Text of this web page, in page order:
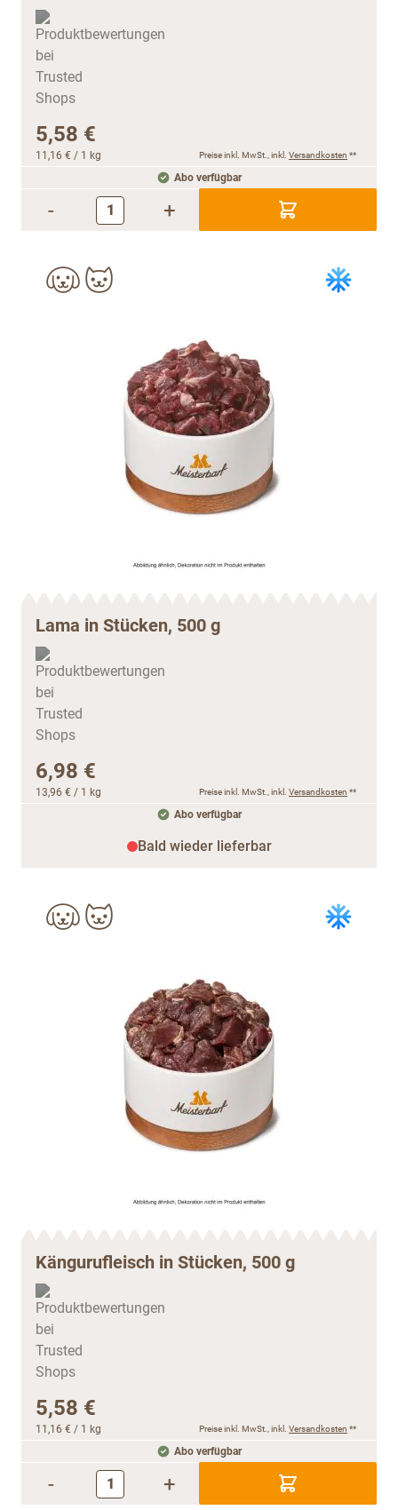
5,58 €
11,16 € / 1 kg Preise inkl. MwSt., inkl. Versandkosten **
Abo verfügbar
- +
Lama in Stücken, 500 g
6,98 €
13,96 € / 1 kg Preise inkl. MwSt., inkl. Versandkosten **
Abo verfügbar
Bald wieder lieferbar
Kängurufleisch in Stücken, 500 g
5,58 €
11,16 € / 1 kg Preise inkl. MwSt., inkl. Versandkosten **
Abo verfügbar
- +